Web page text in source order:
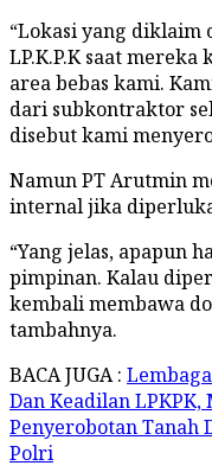
“Lokasi yang diklaim
LP.K.P.K saat
area bebas kami.
dari subkontraktor
disebut kami
Namun PT Arutmin
internal jika
“Yang jelas, apapun
pimpinan. Kalau
kembali membawa
tambahnya.
BACA JUGA :
Dan Keadilan
Penyerobotan Tanah
Polri